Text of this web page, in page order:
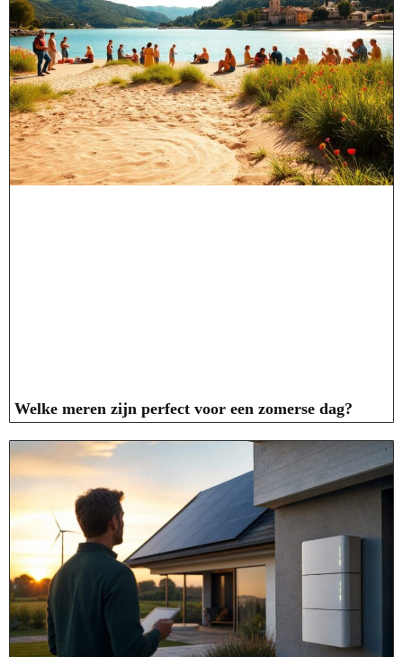
Welke meren zijn perfect voor een zomerse dag?